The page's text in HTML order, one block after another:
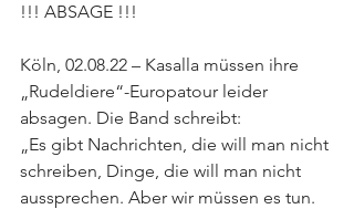
!!! ABSAGE !!!
Köln, 02.08.22 – Kasalla müssen ihre
„Rudeldiere“-Europatour leider
absagen. Die Band schreibt:
„Es gibt Nachrichten, die will man nicht
schreiben, Dinge, die will man nicht
aussprechen. Aber wir müssen es tun.